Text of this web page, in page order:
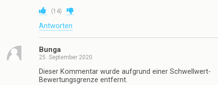
(14)
Antworten
Bunga
25. September 2020
Dieser Kommentar wurde aufgrund einer Schwellwert-
Bewertungsgrenze entfernt.